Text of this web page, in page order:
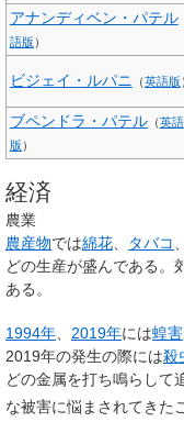
アナンディベン・パテル
語版 ）
ビジェイ・ルパニ （英語版
ブペンドラ・パテル（英語
版 ）
経済
農業
農産物では綿花、 タバコ、
どの生産が盛んである。
ある。
1994年 2019年には蝗害
2019年の発生の際には殺
どの金属を打ち鳴らして
な被害に悩まされてきた